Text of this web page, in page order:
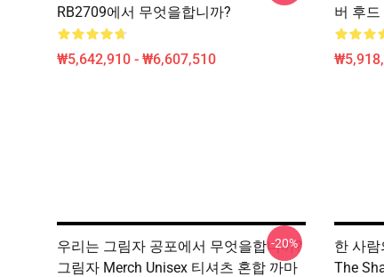
RB2709에서 무엇을합니까?
₩5,642,910 - ₩6,607,510
버 후드
우리는 그림자 공포에서 무엇을합니까?
그림자 Merch Unisex 티셔츠 혼합 까마
-20%
한 사람
The